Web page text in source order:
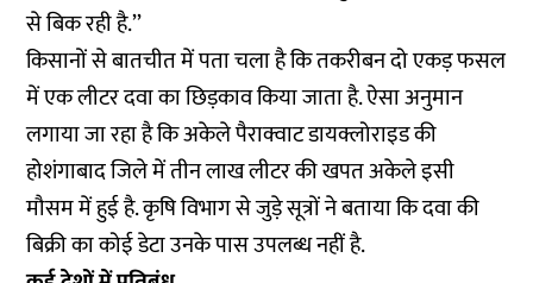
से बिक रही है.’’
किसानों से बातचीत में पता चला है कि तकरीबन दो एकड़ फसल
में एक लीटर दवा का छिड़काव किया जाता है. ऐसा अनुमान
लगाया जा रहा है कि अकेले पैराक्वाट डायक्लोराइड की
होशंगाबाद जिले में तीन लाख लीटर की खपत अकेले इसी
मौसम में हुई है. कृषि विभाग से जुड़े सूत्रों ने बताया कि दवा की
बिक्री का कोई डेटा उनके पास उपलब्ध नहीं है.